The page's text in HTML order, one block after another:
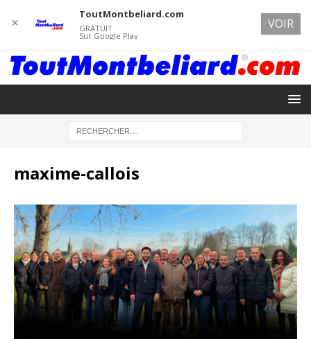
maxime-callois
✕
ToutMontbeliard.com
GRATUIT
Sur Google Play
VOIR